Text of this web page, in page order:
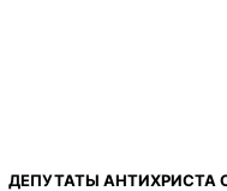
ДЕПУТАТЫ АНТИХРИСТА